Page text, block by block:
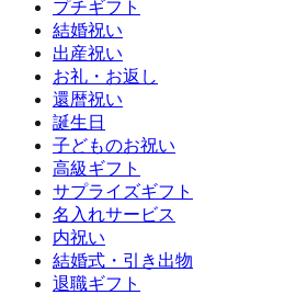
プチギフト
結婚祝い
出産祝い
お礼・お返し
還暦祝い
誕生日
子どものお祝い
高級ギフト
サプライズギフト
名入れサービス
内祝い
結婚式・引き出物
退職ギフト